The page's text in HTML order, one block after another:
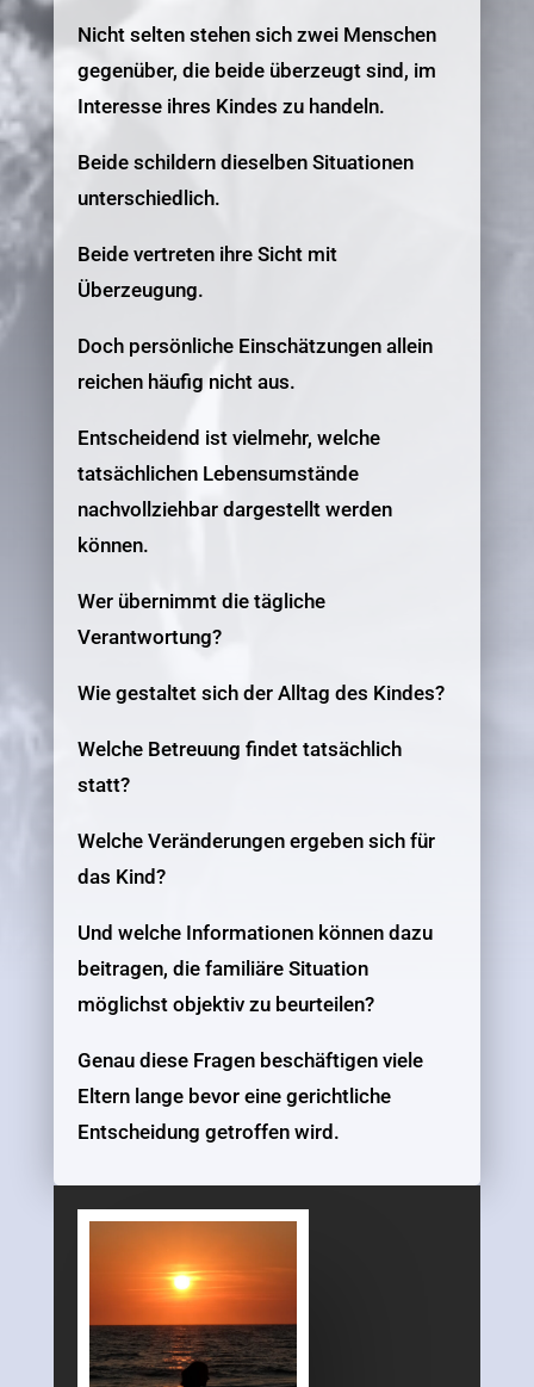
Nicht selten stehen sich zwei Menschen
gegenüber, die beide überzeugt sind, im
Interesse ihres Kindes zu handeln.
Beide schildern dieselben Situationen
unterschiedlich.
Beide vertreten ihre Sicht mit
Überzeugung.
Doch persönliche Einschätzungen allein
reichen häufig nicht aus.
Entscheidend ist vielmehr, welche
tatsächlichen Lebensumstände
nachvollziehbar dargestellt werden
können.
Wer übernimmt die tägliche
Verantwortung?
Wie gestaltet sich der Alltag des Kindes?
Welche Betreuung findet tatsächlich
statt?
Welche Veränderungen ergeben sich für
das Kind?
Und welche Informationen können dazu
beitragen, die familiäre Situation
möglichst objektiv zu beurteilen?
Genau diese Fragen beschäftigen viele
Eltern lange bevor eine gerichtliche
Entscheidung getroffen wird.